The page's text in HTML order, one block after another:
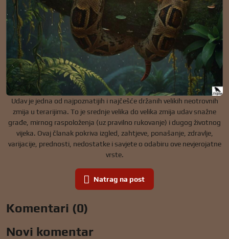
Udav je jedna od najpoznatijih i najčešće držanih velikih neotrovnih
zmija u terarijima. To je srednje velika do velika zmija udav snažne
građe, mirnog raspoloženja (uz pravilno rukovanje) i dugog životnog
vijeka. Ovaj članak pokriva izgled, zahtjeve, ponašanje, zdravlje,
varijacije, prednosti, nedostatke i savjete o odabiru ove nevjerojatne
vrste.
Natrag na post
Komentari (0)
Novi komentar